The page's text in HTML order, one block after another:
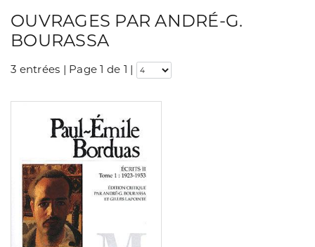
OUVRAGES PAR ANDRÉ-G.
BOURASSA
3 entrées | Page 1 de 1 |